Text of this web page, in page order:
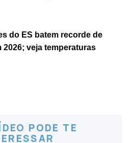
do ES batem recorde de
2026; veja temperaturas
PODE TE